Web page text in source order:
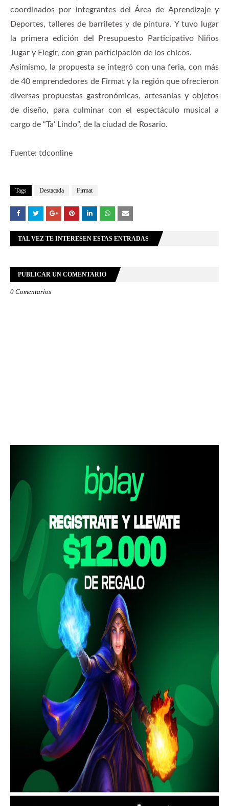
coordinados por integrantes del Área de Aprendizaje y
Deportes, talleres de barriletes y de pintura. Y tuvo lugar
la primera edición del Presupuesto Participativo Niños
Jugar y Elegir, con gran participación de los chicos.
Asimismo, la propuesta se integró con una feria, con más
de 40 emprendedores de Firmat y la región que ofrecieron
diversas propuestas gastronómicas, artesanías y objetos
de diseño, para culminar con el espectáculo musical a
cargo de “Ta’ Lindo”, de la ciudad de Rosario.
Fuente: tdconline
Tags Destacada Firmat
TAL VEZ TE INTERESEN ESTAS ENTRADAS
PUBLICAR UN COMENTARIO
0 Comentarios